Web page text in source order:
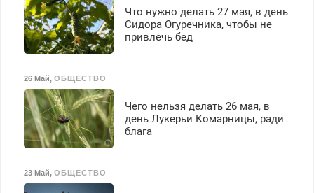
Что нужно делать 27 мая, в день
Сидора Огуречника, чтобы не
привлечь бед
26 Май, ОБЩЕСТВО
Чего нельзя делать 26 мая, в
день Лукерьи Комарницы, ради
блага
23 Май, ОБЩЕСТВО